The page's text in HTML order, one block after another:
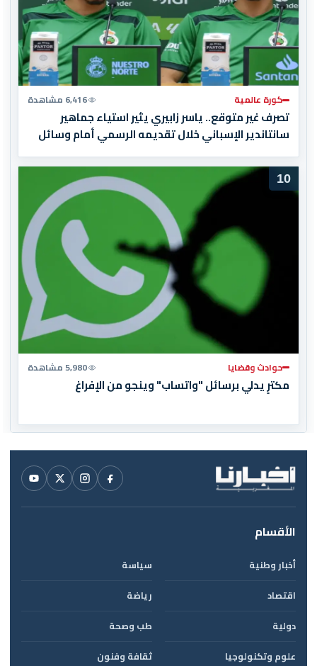
كورة عالمية 6,416 مشاهدة
تصرف غير متوقع.. ياسر زابيري يثير استياء جماهير
سانتاندير الإسباني خلال تقديمه الرسمي أمام وسائل
الإعلام
10
حوادث وقضايا 5,980 مشاهدة
مكترٍ يدلي برسائل "واتساب" وينجو من الإفراغ
الأقسام
أخبار وطنية
سياسة
اقتصاد
رياضة
دولية
طب وصحة
علوم وتكنولوجيا
ثقافة وفنون